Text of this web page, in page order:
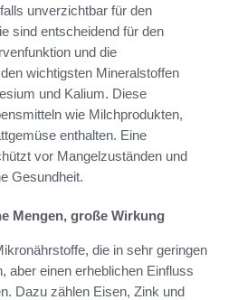
unverzichtbar für den
sind entscheidend für den
und die
wichtigsten Mineralstoffen
und Kalium. Diese
wie Milchprodukten,
enthalten. Eine
vor Mangelzuständen und
Gesundheit.
Mengen, große Wirkung
die in sehr geringen
aber einen erheblichen Einfluss
Dazu zählen Eisen, Zink und